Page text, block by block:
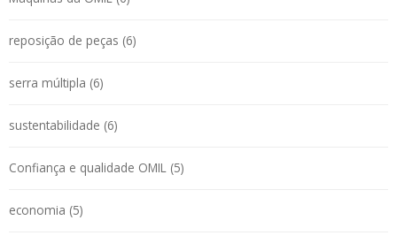
reposição de peças (6)
serra múltipla (6)
sustentabilidade (6)
Confiança e qualidade OMIL (5)
economia (5)